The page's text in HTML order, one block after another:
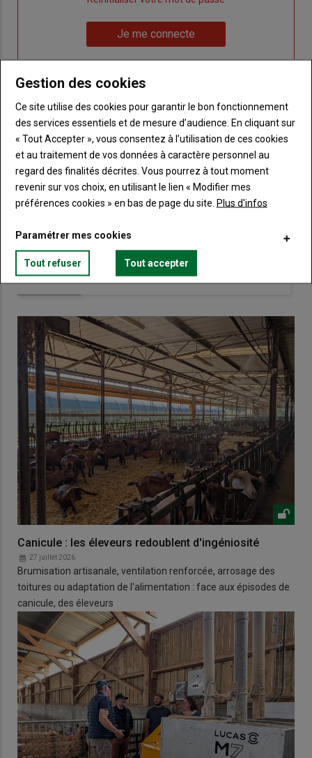
de
passe"
me
connecte"
Je me connecte
Sous-
titre
Vous n'êtes pas abonné(e)
TITRE CRÉEZ UN COMPTE
BodyChoisissez votre formule et créez votre
compte pour accéder à tout Terre de
Touraine.
VOUS AIMEREZ AUSSI
Canicule : les éleveurs redoublent d'ingéniosité
27 juillet 2026
Brumisation artisanale, ventilation renforcée, arrosage des
toitures ou adaptation de l'alimentation : face aux épisodes de
canicule, des éleveurs
Gestion des cookies
Ce site utilise des cookies pour garantir le bon fonctionnement
des services essentiels et de mesure d’audience. En cliquant sur
« Tout Accepter », vous consentez à l’utilisation de ces cookies
et au traitement de vos données à caractère personnel au
regard des finalités décrites. Vous pourrez à tout moment
revenir sur vos choix, en utilisant le lien « Modifier mes
préférences cookies » en bas de page du site. Plus d'infos
Paramétrer mes cookies
Tout refuser Tout accepter